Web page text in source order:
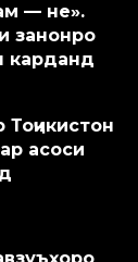
— не».
занонро
карданд
асоси